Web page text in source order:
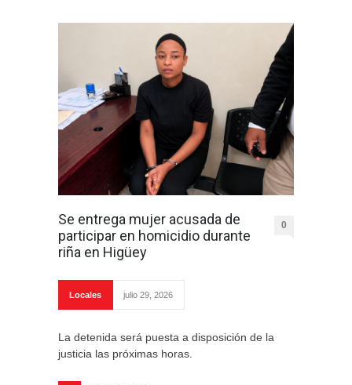
Se entrega mujer acusada de
participar en homicidio durante
riña en Higüey
0
Locales julio 29, 2026
La detenida será puesta a disposición de la
justicia las próximas horas.